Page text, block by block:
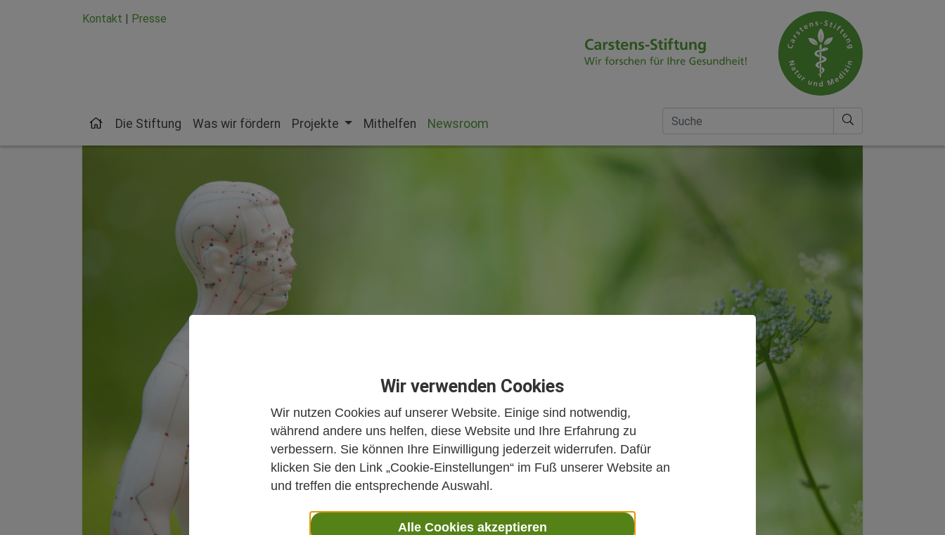
Wir verwenden Cookies
Wir nutzen Cookies auf unserer Website. Einige sind notwendig,
während andere uns helfen, diese Website und Ihre Erfahrung zu
verbessern. Sie können Ihre Einwilligung jederzeit widerrufen. Dafür
klicken Sie den Link „Cookie-Einstellungen“ im Fuß unserer Website an
und treffen die entsprechende Auswahl.
Alle Cookies akzeptieren
Kontakt | Presse
Die Stiftung Was wir fördern Projekte Mithelfen Newsroom
(current)
Suche nach